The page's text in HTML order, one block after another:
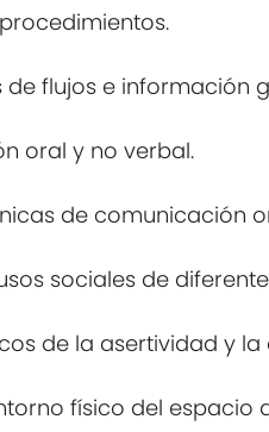
flujos e información
oral y no verbal.
de comunicación
sociales de
de la asertividad y
físico del espacio